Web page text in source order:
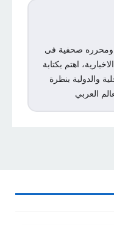
ومحرره صحفية فى
اهتم بكتابة
والدولية بنظرة
العربي